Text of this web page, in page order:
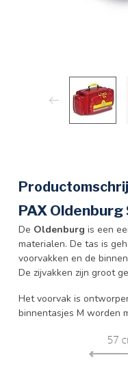
PAX
De Oldenburg is een
materialen. De tas is
voorvakken en de
De zijvakken zijn groot
Het voorvak is
binnentasjes M worden